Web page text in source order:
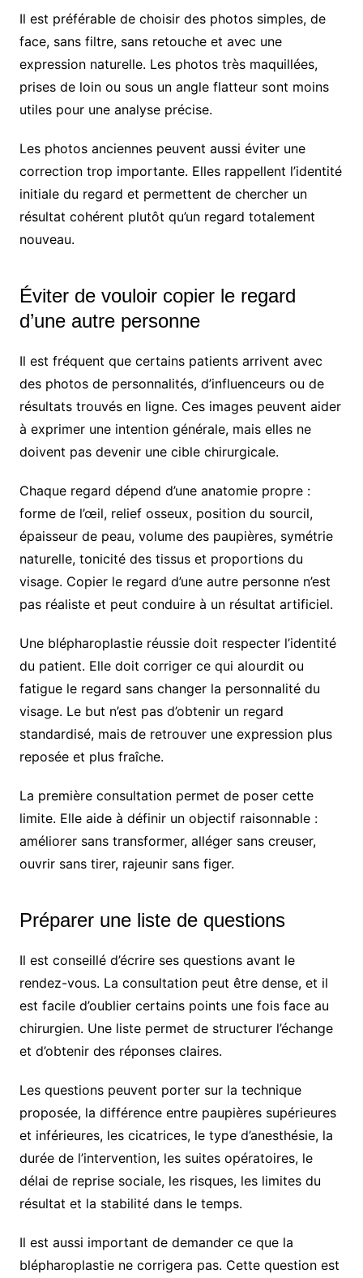
Il est préférable de choisir des photos simples, de
face, sans filtre, sans retouche et avec une
expression naturelle. Les photos très maquillées,
prises de loin ou sous un angle flatteur sont moins
utiles pour une analyse précise.
Les photos anciennes peuvent aussi éviter une
correction trop importante. Elles rappellent l’identité
initiale du regard et permettent de chercher un
résultat cohérent plutôt qu’un regard totalement
nouveau.
Éviter de vouloir copier le regard
d’une autre personne
Il est fréquent que certains patients arrivent avec
des photos de personnalités, d’influenceurs ou de
résultats trouvés en ligne. Ces images peuvent aider
à exprimer une intention générale, mais elles ne
doivent pas devenir une cible chirurgicale.
Chaque regard dépend d’une anatomie propre :
forme de l’œil, relief osseux, position du sourcil,
épaisseur de peau, volume des paupières, symétrie
naturelle, tonicité des tissus et proportions du
visage. Copier le regard d’une autre personne n’est
pas réaliste et peut conduire à un résultat artificiel.
Une blépharoplastie réussie doit respecter l’identité
du patient. Elle doit corriger ce qui alourdit ou
fatigue le regard sans changer la personnalité du
visage. Le but n’est pas d’obtenir un regard
standardisé, mais de retrouver une expression plus
reposée et plus fraîche.
La première consultation permet de poser cette
limite. Elle aide à définir un objectif raisonnable :
améliorer sans transformer, alléger sans creuser,
ouvrir sans tirer, rajeunir sans figer.
Préparer une liste de questions
Il est conseillé d’écrire ses questions avant le
rendez-vous. La consultation peut être dense, et il
est facile d’oublier certains points une fois face au
chirurgien. Une liste permet de structurer l’échange
et d’obtenir des réponses claires.
Les questions peuvent porter sur la technique
proposée, la différence entre paupières supérieures
et inférieures, les cicatrices, le type d’anesthésie, la
durée de l’intervention, les suites opératoires, le
délai de reprise sociale, les risques, les limites du
résultat et la stabilité dans le temps.
Il est aussi important de demander ce que la
blépharoplastie ne corrigera pas. Cette question est